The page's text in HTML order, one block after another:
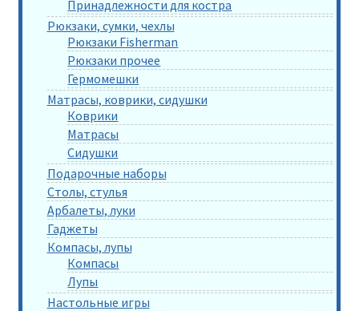
Принадлежности для костра
Рюкзаки, сумки, чехлы
Рюкзаки Fisherman
Рюкзаки прочее
Гермомешки
Матрасы, коврики, сидушки
Коврики
Матрасы
Сидушки
Подарочные наборы
Столы, стулья
Арбалеты, луки
Гаджеты
Компасы, лупы
Компасы
Лупы
Настольные игры